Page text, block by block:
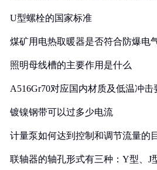
U型螺栓的国家标准
煤矿用电热取暖器是否符合防爆电
照明母线槽的主要作用是什么
A516Gr70对应国内材质及低温冲击
镀镍钢带可以过多少电流
计量泵如何达到控制和调节流量的
联轴器的轴孔形式有三种：Y型、J